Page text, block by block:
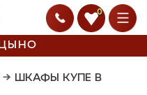
0
→ ШКАФЫ КУПЕ В